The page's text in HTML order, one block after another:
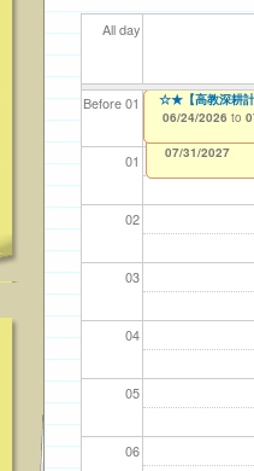
All day
Before 01
01
02
03
04
05
06
【資網處】
整合系統～表單
12/31/2027
【財務處】工讀
11/12/2021 to
【財務處】漏打
錄
07/31/2027
114
04/
114
02/
【學
07/
教務
11/
商品
11/
114
02/
【教學暨學習資
06/23/2026 to
☆★【高教深耕
06/24/2026 to